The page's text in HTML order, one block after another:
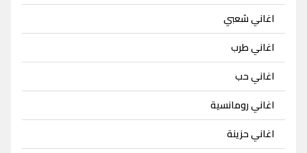
اغاني شعبي
اغاني طرب
اغاني حب
اغاني رومانسية
اغاني حزينة